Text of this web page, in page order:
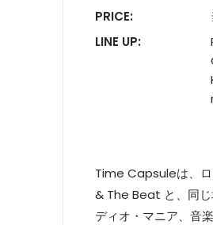
PRICE:
LINE UP:
Time Capsuleは、ロ
& The Beat と、同
ディオ・マニア、音